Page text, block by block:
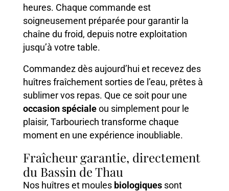
heures. Chaque commande est
soigneusement préparée pour garantir la
chaîne du froid, depuis notre exploitation
jusqu’à votre table.
Commandez dès aujourd’hui et recevez des
huîtres fraîchement sorties de l’eau, prêtes à
sublimer vos repas. Que ce soit pour une
occasion spécialeou simplement pour le
plaisir, Tarbouriech transforme chaque
moment en une expérience inoubliable.
Fraîcheur garantie, directement
du Bassin de Thau
Nos huîtres et moules biologiquessont